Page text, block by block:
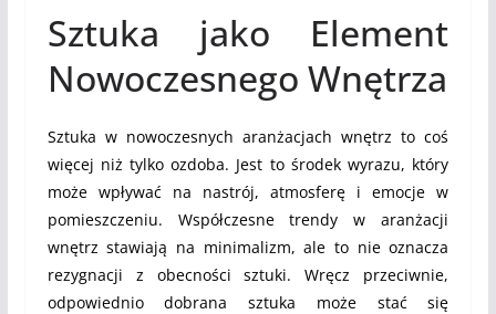
Sztuka jako Element
Nowoczesnego Wnętrza
Sztuka w nowoczesnych aranżacjach wnętrz to coś
więcej niż tylko ozdoba. Jest to środek wyrazu, który
może wpływać na nastrój, atmosferę i emocje w
pomieszczeniu. Współczesne trendy w aranżacji
wnętrz stawiają na minimalizm, ale to nie oznacza
rezygnacji z obecności sztuki. Wręcz przeciwnie,
odpowiednio dobrana sztuka może stać się